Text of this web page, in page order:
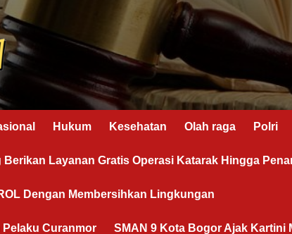
Hukum Kesehatan Olah raga Polri
Layanan Gratis Operasi Katarak Hingga
Dengan Membersihkan Lingkungan
Curanmor SMAN 9 Kota Bogor Ajak Kartini